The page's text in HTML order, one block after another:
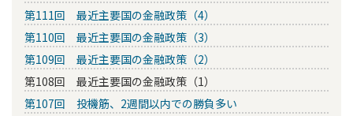
第111回 最近主要国の金融政策（4）
第110回 最近主要国の金融政策（3）
第109回 最近主要国の金融政策（2）
第108回 最近主要国の金融政策（1）
第107回 投機筋、2週間以内での勝負多い